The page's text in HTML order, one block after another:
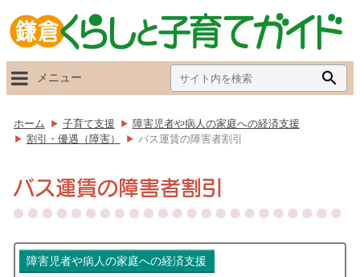
Search
for:
メニュー
ホーム 子育て支援
障害児者や病人の家庭への経済支援
割引・優遇（障害）
バス運賃の障害者割引
バス運賃の障害者割引
障害児者や病人の家庭への経済支援